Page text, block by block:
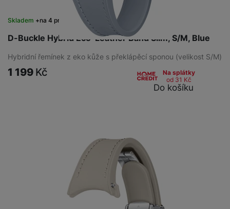
D-Buckle Hybrid Eco-Leather Band Slim, S/M, Blue
Skladem na 4 prodejnách
Hybridní řemínek z eko kůže s překlápěcí sponou (velikost S/M)
1 199 Kč
Na splátky
od 31 Kč
Do košíku